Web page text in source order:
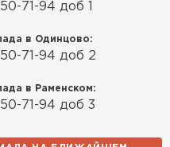
71-94 доб 1
в Одинцово:
71-94 доб 2
в Раменском:
71-94 доб 3